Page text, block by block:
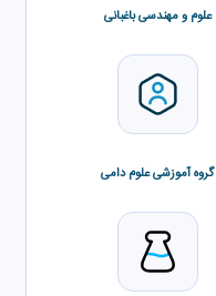
علوم و مهندسی باغبانی
گروه آموزشی علوم دامی